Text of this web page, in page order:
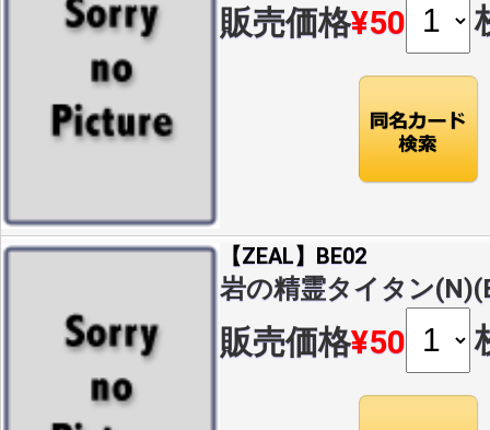
販売価格¥50
【ZEAL】BE02
岩の精霊タイタン
販売価格¥50